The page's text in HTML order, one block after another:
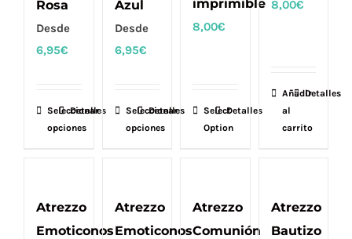
Rosa
Desde
6,95€
Seleccionar
opciones
Este
producto
Las
Detalles
Azul
Desde
6,95€
Seleccionar
opciones
Este
producto
Las
Detalles
imprimible
8,00€
Select
Option
Detalles
8,00€
Añadir
al
carrito
Detalles
Atrezzo
Emoticonos
Atrezzo
Emoticonos
Atrezzo
Comunión
Atrezzo
Bautizo